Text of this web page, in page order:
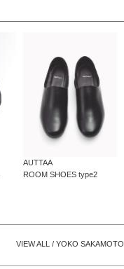
AUTTAA
ROOM SHOES type2
VIEW ALL / YOKO SAKAMOTO